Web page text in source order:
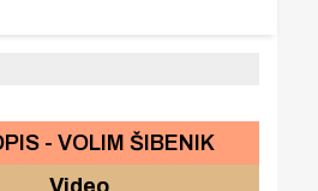
- VOLIM ŠIBENIK
Video